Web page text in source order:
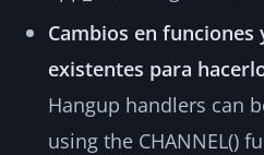
Cambios en funciones
existentes para
Hangup handlers can
using the CHANNEL()